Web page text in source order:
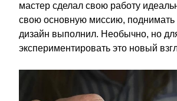
мастер сделал свою работу
свою основную миссию, поднимать
дизайн выполнил. Необычно, но
экспериментировать это новый